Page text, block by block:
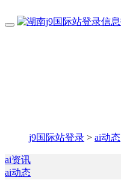
j9国际站登录 > ai动态
ai资讯
ai动态